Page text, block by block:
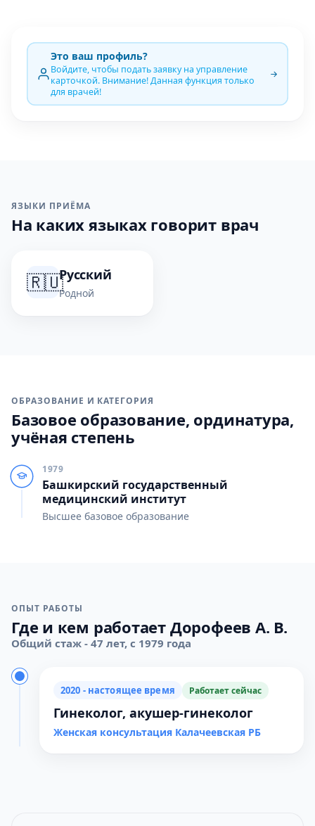
Это ваш профиль?
Войдите, чтобы подать заявку на управление
карточкой. Внимание! Данная функция только
для врачей!
ЯЗЫКИ ПРИЁМА
На каких языках говорит врач
🇷🇺Русский
Родной
ОБРАЗОВАНИЕ И КАТЕГОРИЯ
Базовое образование, ординатура,
учёная степень
1979
Башкирский государственный
медицинский институт
Высшее базовое образование
ОПЫТ РАБОТЫ
Где и кем работает Дорофеев А. В.
Общий стаж - 47 лет, с 1979 года
2020 - настоящее время Работает сейчас
Гинеколог, акушер-гинеколог
Женская консультация Калачеевская РБ